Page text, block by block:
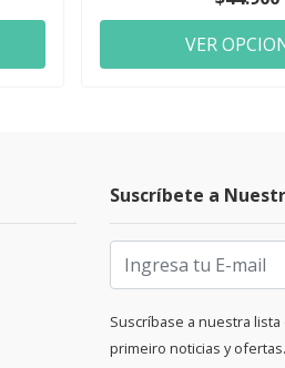
VER
Suscríbete a
Suscríbase a nuestra
primeiro noticias y ofertas.